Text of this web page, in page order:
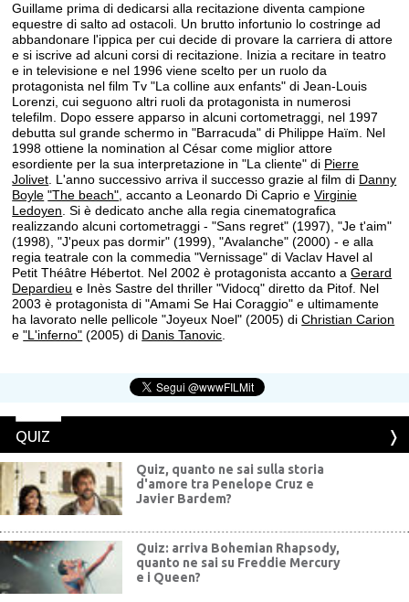
Guillame prima di dedicarsi alla recitazione diventa campione
equestre di salto ad ostacoli. Un brutto infortunio lo costringe ad
abbandonare l'ippica per cui decide di provare la carriera di attore
e si iscrive ad alcuni corsi di recitazione. Inizia a recitare in teatro
e in televisione e nel 1996 viene scelto per un ruolo da
protagonista nel film Tv "La colline aux enfants" di Jean-Louis
Lorenzi, cui seguono altri ruoli da protagonista in numerosi
telefilm. Dopo essere apparso in alcuni cortometraggi, nel 1997
debutta sul grande schermo in "Barracuda" di Philippe Haïm. Nel
1998 ottiene la nomination al César come miglior attore
esordiente per la sua interpretazione in "La cliente" di Pierre
Jolivet . L'anno successivo arriva il successo grazie al film di Danny
Boyle "The beach" , accanto a Leonardo Di Caprio eVirginie
Ledoyen . Si è dedicato anche alla regia cinematografica
realizzando alcuni cortometraggi - "Sans regret" (1997), "Je t'aim"
(1998), "J'peux pas dormir" (1999), "Avalanche" (2000) - e alla
regia teatrale con la commedia "Vernissage" di Vaclav Havel al
Petit Théâtre Hébertot. Nel 2002 è protagonista accanto aGerard
Depardieu e Inès Sastre del thriller "Vidocq" diretto da Pitof. Nel
2003 è protagonista di "Amami Se Hai Coraggio" e ultimamente
ha lavorato nelle pellicole "Joyeux Noel" (2005) diChristian Carion
e"L'inferno" (2005) di Danis Tanovic
QUIZ
Quiz, quanto ne sai sulla storia
d'amore tra Penelope Cruz e
Javier Bardem?
Quiz: arriva Bohemian Rhapsody,
quanto ne sai su Freddie Mercury
e i Queen?